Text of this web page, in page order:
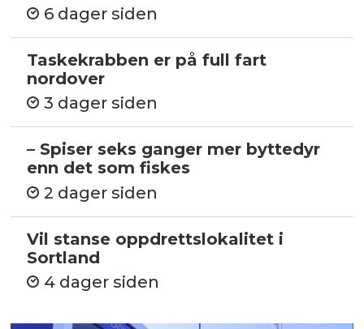
6 dager siden
Taskekrabben er på full fart
nordover
3 dager siden
– Spiser seks ganger mer byttedyr
enn det som fiskes
2 dager siden
Vil stanse oppdrettslokalitet i
Sortland
4 dager siden